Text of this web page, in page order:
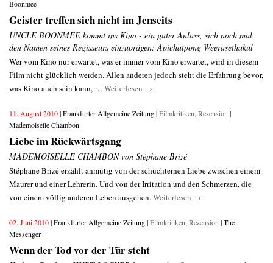
Boonmee
Geister treffen sich nicht im Jenseits
UNCLE BOONMEE kommt ins Kino - ein guter Anlass, sich noch mal
den Namen seines Regisseurs einzuprägen: Apichatpong Weerasethakul
Wer vom Kino nur erwartet, was er immer vom Kino erwartet, wird in diesem
Film nicht glücklich werden. Allen anderen jedoch steht die Erfahrung bevor,
was Kino auch sein kann, … Weiterlesen →
11. August 2010| Frankfurter Allgemeine Zeitung |Filmkritiken, Rezension |
Mademoiselle Chambon
Liebe im Rückwärtsgang
MADEMOISELLE CHAMBON von Stéphane Brizé
Stéphane Brizé erzählt anmutig von der schüchternen Liebe zwischen einem
Maurer und einer Lehrerin. Und von der Irritation und den Schmerzen, die
von einem völlig anderen Leben ausgehen.Weiterlesen →
02. Juni 2010| Frankfurter Allgemeine Zeitung |Filmkritiken, Rezension | The
Messenger
Wenn der Tod vor der Tür steht